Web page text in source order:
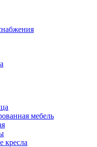
мебель
кресла